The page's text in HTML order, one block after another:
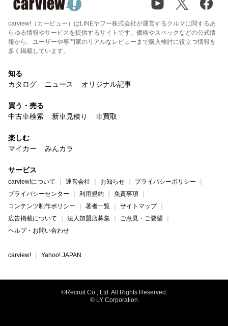
carview!（カービュー）はLINEヤフー株式会社が運営するクルマに関するあ
らゆる情報やサービスを提供するサイトです。価格やスペックなどの公式情
報から、ユーザーや専門家のリアルなレビューまで購入検討に役立つ情報を
多く掲載しています。
知る
カタログ
ニュース オリジナル記事
買う・売る
中古車検索
新車見積り 車買取
楽しむ
マイカー
みんカラ
サービス
carview!について 運営会社 お知らせ
プライバシーポリシー
プライバシーセンター
利用規約
免責事項
コンテンツ制作ポリシー
著者一覧
サイトマップ
広告掲載について
法人加盟店募集
ご意見・ご要望
ヘルプ・お問い合わせ
carview! Yahoo! JAPAN
©Recruit Co., Ltd. All Rights Reserved.
© LY Corporation